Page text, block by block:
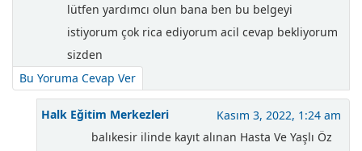
lütfen yardımcı olun bana ben bu belgeyi
istiyorum çok rica ediyorum acil cevap bekliyorum
sizden
Bu Yoruma Cevap Ver
Halk Eğitim Merkezleri
Kasım 3, 2022, 1:24 am
balıkesir ilinde kayıt alınan Hasta Ve Yaşlı Öz